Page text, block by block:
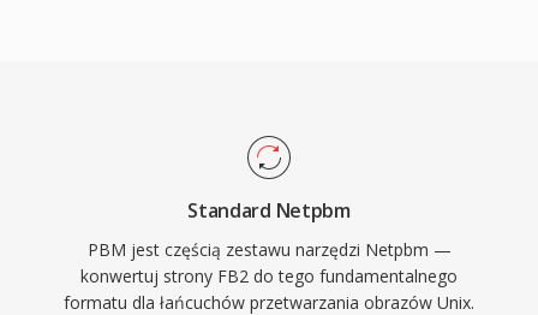
Standard Netpbm
PBM jest częścią zestawu narzędzi Netpbm —
konwertuj strony FB2 do tego fundamentalnego
formatu dla łańcuchów przetwarzania obrazów Unix.